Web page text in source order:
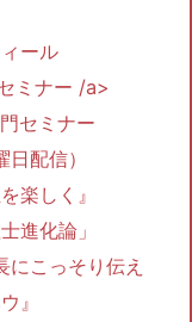
ール
ミナー /a>
セミナー
配信）
楽しく』
進化論」
こっそり伝え
』